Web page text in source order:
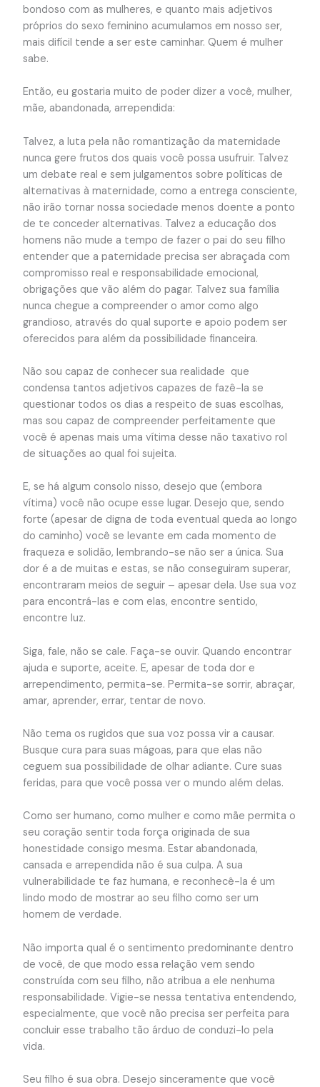
bondoso com as mulheres, e quanto mais adjetivos
próprios do sexo feminino acumulamos em nosso ser,
mais difícil tende a ser este caminhar. Quem é mulher
sabe.
Então, eu gostaria muito de poder dizer a você, mulher,
mãe, abandonada, arrependida:
Talvez, a luta pela não romantização da maternidade
nunca gere frutos dos quais você possa usufruir. Talvez
um debate real e sem julgamentos sobre políticas de
alternativas à maternidade, como a entrega consciente,
não irão tornar nossa sociedade menos doente a ponto
de te conceder alternativas. Talvez a educação dos
homens não mude a tempo de fazer o pai do seu filho
entender que a paternidade precisa ser abraçada com
compromisso real e responsabilidade emocional,
obrigações que vão além do pagar. Talvez sua família
nunca chegue a compreender o amor como algo
grandioso, através do qual suporte e apoio podem ser
oferecidos para além da possibilidade financeira.
Não sou capaz de conhecer sua realidade que
condensa tantos adjetivos capazes de fazê-la se
questionar todos os dias a respeito de suas escolhas,
mas sou capaz de compreender perfeitamente que
você é apenas mais uma vítima desse não taxativo rol
de situações ao qual foi sujeita.
E, se há algum consolo nisso, desejo que (embora
vítima) você não ocupe esse lugar. Desejo que, sendo
forte (apesar de digna de toda eventual queda ao longo
do caminho) você se levante em cada momento de
fraqueza e solidão, lembrando-se não ser a única. Sua
dor é a de muitas e estas, se não conseguiram superar,
encontraram meios de seguir – apesar dela. Use sua voz
para encontrá-las e com elas, encontre sentido,
encontre luz.
Siga, fale, não se cale. Faça-se ouvir. Quando encontrar
ajuda e suporte, aceite. E, apesar de toda dor e
arrependimento, permita-se. Permita-se sorrir, abraçar,
amar, aprender, errar, tentar de novo.
Não tema os rugidos que sua voz possa vir a causar.
Busque cura para suas mágoas, para que elas não
ceguem sua possibilidade de olhar adiante. Cure suas
feridas, para que você possa ver o mundo além delas.
Como ser humano, como mulher e como mãe permita o
seu coração sentir toda força originada de sua
honestidade consigo mesma. Estar abandonada,
cansada e arrependida não é sua culpa. A sua
vulnerabilidade te faz humana, e reconhecê-la é um
lindo modo de mostrar ao seu filho como ser um
homem de verdade.
Não importa qual é o sentimento predominante dentro
de você, de que modo essa relação vem sendo
construída com seu filho, não atribua a ele nenhuma
responsabilidade. Vigie-se nessa tentativa entendendo,
especialmente, que você não precisa ser perfeita para
concluir esse trabalho tão árduo de conduzi-lo pela
vida.
Seu filho é sua obra. Desejo sinceramente que você